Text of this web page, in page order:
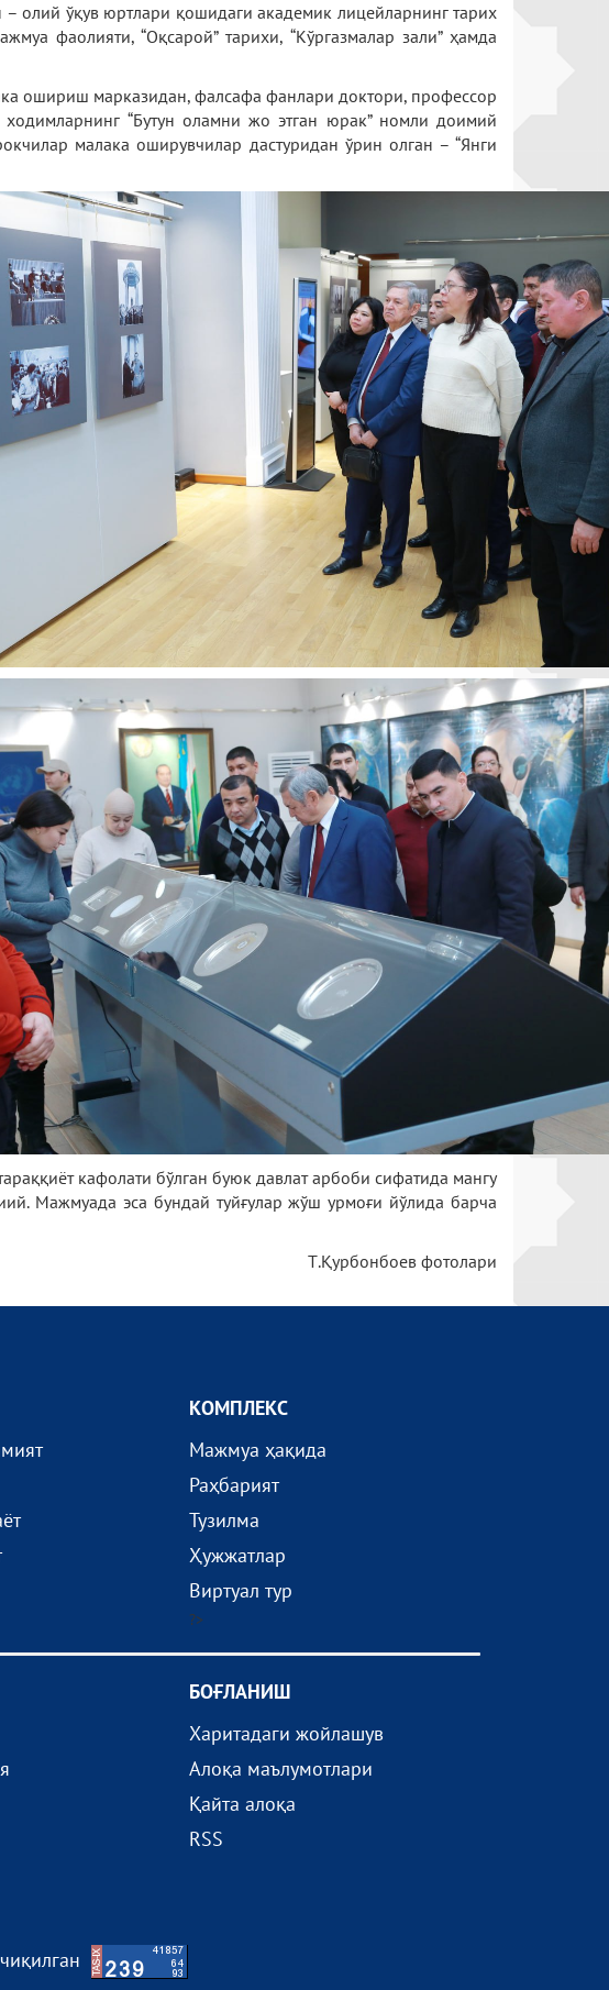
олий ўқув юртлари қошидаги академик лицейларнинг тарих
фаолияти, “Оқсарой” тарихи, “Кўргазмалар зали” ҳамда
ошириш марказидан, фалсафа фанлари доктори, профессор
“Бутун оламни жо этган юрак” номли доимий
малака оширувчилар дастуридан ўрин олган – “Янги
кафолати бўлган буюк давлат арбоби сифатида мангу
Мажмуада эса бундай туйғулар жўш урмоғи йўлида барча
Т.Қурбонбоев фотолари
КОМПЛEКС
Мажмуа ҳақида
Раҳбарият
Тузилма
Ҳужжатлар
Виртуал тур
?>
БОҒЛАНИШ
Харитадаги жойлашув
Алоқа маълумотлари
Қайта алоқа
RSS